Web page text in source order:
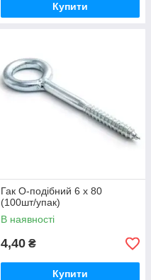
Купити
Гак О-подібний 6 х 80
(100шт/упак)
В наявності
4,40 ₴
Купити